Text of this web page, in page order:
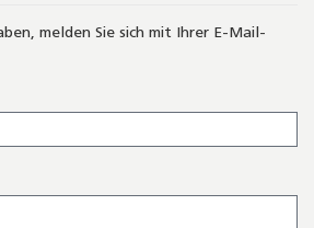
melden Sie sich mit Ihrer E-Mail-